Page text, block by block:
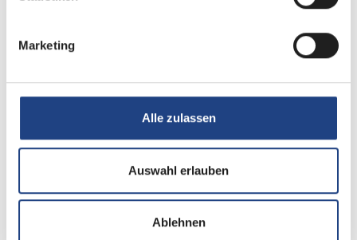
Marketing
Alle zulassen
Auswahl erlauben
Ablehnen
2-Flammkocher
Kühlschrank mit Frostfach